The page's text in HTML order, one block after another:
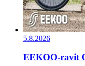
5.8.2026
EEKOO-ravit